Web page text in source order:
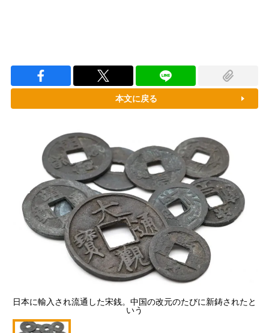
本文に戻る
日本に輸入され流通した宋銭。中国の改元のたびに新鋳されたと
いう